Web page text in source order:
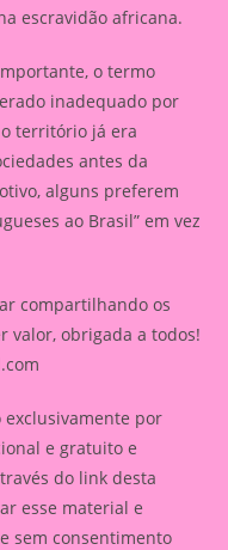
escravidão africana.
o termo
inadequado por
território já era
antes da
alguns preferem
ao Brasil” em vez
compartilhando os
valor, obrigada a todos!
exclusivamente por
e gratuito e
do link desta
esse material e
sem consentimento